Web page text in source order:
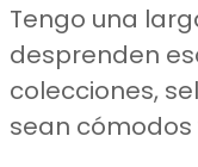
Tengo una
desprenden
colecciones,
sean cómodos